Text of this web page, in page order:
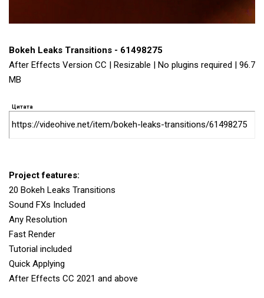
Bokeh Leaks Transitions - 61498275
After Effects Version CC | Resizable | No plugins required | 96.7
MB
Цитата
https://videohive.net/item/bokeh-leaks-transitions/61498275
Project features:
20 Bokeh Leaks Transitions
Sound FXs Included
Any Resolution
Fast Render
Tutorial included
Quick Applying
After Effects CC 2021 and above